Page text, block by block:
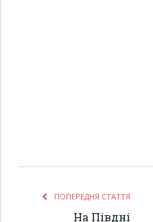
ПОПЕРЕДНЯ СТАТТЯ
На Півдні